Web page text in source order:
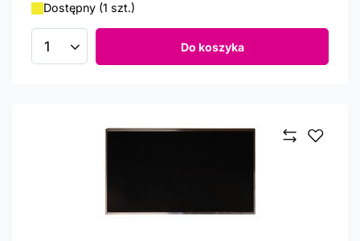
Dostępny (1 szt.)
Ilość produktów Do koszyka